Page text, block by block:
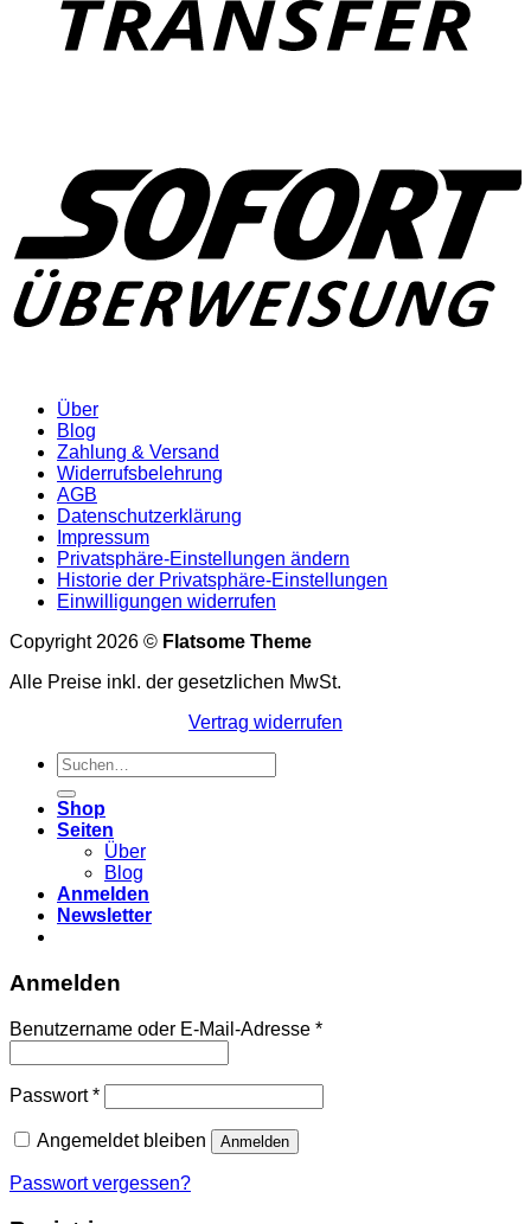
Über
Blog
Zahlung & Versand
Widerrufsbelehrung
AGB
Datenschutzerklärung
Impressum
Privatsphäre-Einstellungen ändern
Historie der Privatsphäre-Einstellungen
Einwilligungen widerrufen
Copyright 2026 © Flatsome Theme
Alle Preise inkl. der gesetzlichen MwSt.
Vertrag widerrufen
Suchen
nach:
Shop
Seiten
Über
Blog
Anmelden
Newsletter
Anmelden
Benutzername oder E-Mail-Adresse *Erforderlich
Passwort*Erforderlich
Angemeldet bleiben Anmelden
Passwort vergessen?